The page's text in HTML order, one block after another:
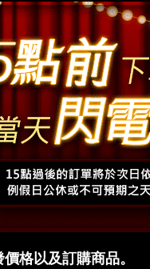
格以及訂購商品。